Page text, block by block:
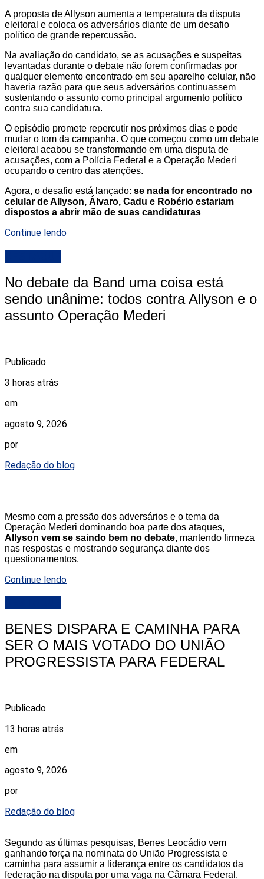
A proposta de Allyson aumenta a temperatura da disputa
eleitoral e coloca os adversários diante de um desafio
político de grande repercussão.
Na avaliação do candidato, se as acusações e suspeitas
levantadas durante o debate não forem confirmadas por
qualquer elemento encontrado em seu aparelho celular, não
haveria razão para que seus adversários continuassem
sustentando o assunto como principal argumento político
contra sua candidatura.
O episódio promete repercutir nos próximos dias e pode
mudar o tom da campanha. O que começou como um debate
eleitoral acabou se transformando em uma disputa de
acusações, com a Polícia Federal e a Operação Mederi
ocupando o centro das atenções.
Agora, o desafio está lançado: se nada for encontrado no
celular de Allyson, Álvaro, Cadu e Robério estariam
dispostos a abrir mão de suas candidaturas
Continue lendo
No debate da Band uma coisa está
sendo unânime: todos contra Allyson e o
assunto Operação Mederi
Publicado
3 horas atrás
em
agosto 9, 2026
por
Redação do blog
Mesmo com a pressão dos adversários e o tema da
Operação Mederi dominando boa parte dos ataques,
Allyson vem se saindo bem no debate, mantendo firmeza
nas respostas e mostrando segurança diante dos
questionamentos.
Continue lendo
BENES DISPARA E CAMINHA PARA
SER O MAIS VOTADO DO UNIÃO
PROGRESSISTA PARA FEDERAL
Publicado
13 horas atrás
em
agosto 9, 2026
por
Redação do blog
Segundo as últimas pesquisas, Benes Leocádio vem
ganhando força na nominata do União Progressista e
caminha para assumir a liderança entre os candidatos da
federação na disputa por uma vaga na Câmara Federal.